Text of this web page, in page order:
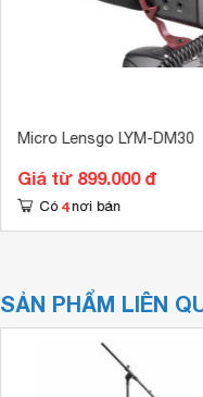
Micro Lensgo LYM-DM30
Giá từ 899.000 đ
Có 4 nơi bán
SẢN PHẨM LIÊN